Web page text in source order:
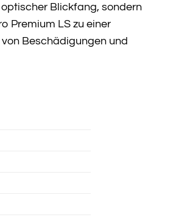
Blickfang, sondern
Premium LS zu einer
Beschädigungen und